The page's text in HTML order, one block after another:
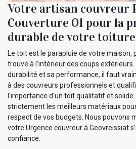
Votre artisan couvreur
Couverture 01 pour la
durable de votre toiture
Le toit est le parapluie de votre maison,
trouve à l’intérieur des coups
durabilité et sa performance, il faut
à des couvreurs professionnels et
l'importance d'un toit qualitatif et
strictement les meilleurs matériaux
respect de vos budgets. Nous pouvons
votre Urgence couvreur à Geovreissiat
confiance.